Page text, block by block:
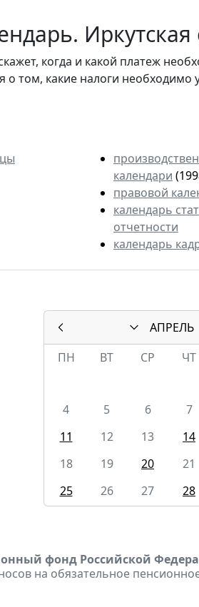
Иркутская
когда и какой платеж
о том, какие налоги
календари
правовой
календарь
отчетности
календарь
АПРЕЛЬ
ПН
ВТ СР ЧТ
4
5 6 7
11
12 13 14
18
19 20 21
25
26 27 28
фонд Российской
на обязательное